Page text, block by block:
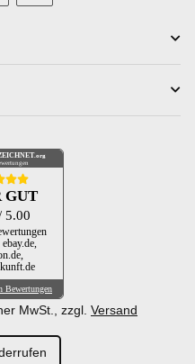
.org
GUT
5.00
Bewertungen
MwSt., zzgl. Versand